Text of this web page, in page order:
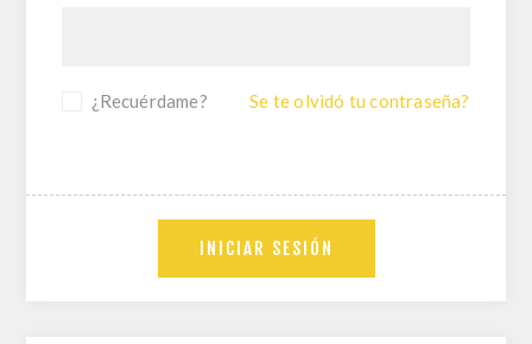
¿Recuérdame? Se te olvidó tu contraseña?